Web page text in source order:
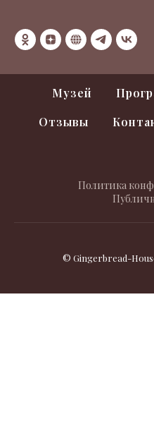
Музей
Отзывы
Политика
© Gingerbread-